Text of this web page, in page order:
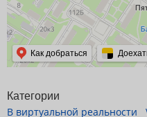
Как добраться
Категории
В виртуальной реальности